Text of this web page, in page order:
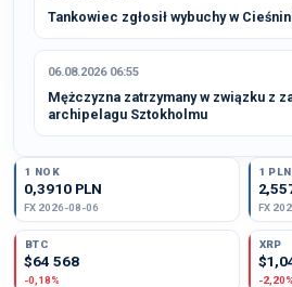
Tankowiec zgłosił wybuchy w
06.08.2026 06:55
Mężczyzna zatrzymany w związku z
archipelagu Sztokholmu
1 NOK
0,3910 PLN
FX 2026-08-06
1 PLN
FX
BTC
$64 568
-0,18%
XRP
-2,20%